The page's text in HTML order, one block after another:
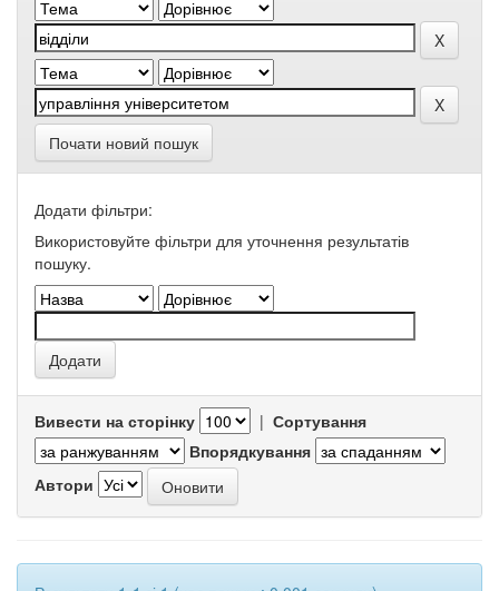
Почати новий пошук
Додати фільтри:
Використовуйте фільтри для уточнення результатів
пошуку.
Вивести на сторінку | Сортування
Впорядкування
Автори